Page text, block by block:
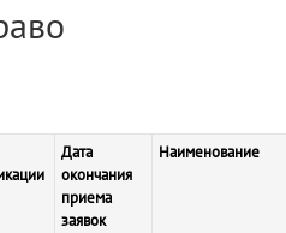
Дата
окончания
приема
заявок
Наименование